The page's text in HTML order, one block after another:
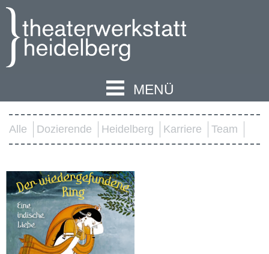
MENÜ
Alle Dozierende Heidelberg Karriere Team